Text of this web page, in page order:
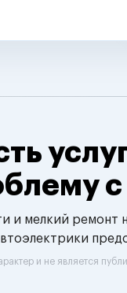
с
и мелкий
и не является